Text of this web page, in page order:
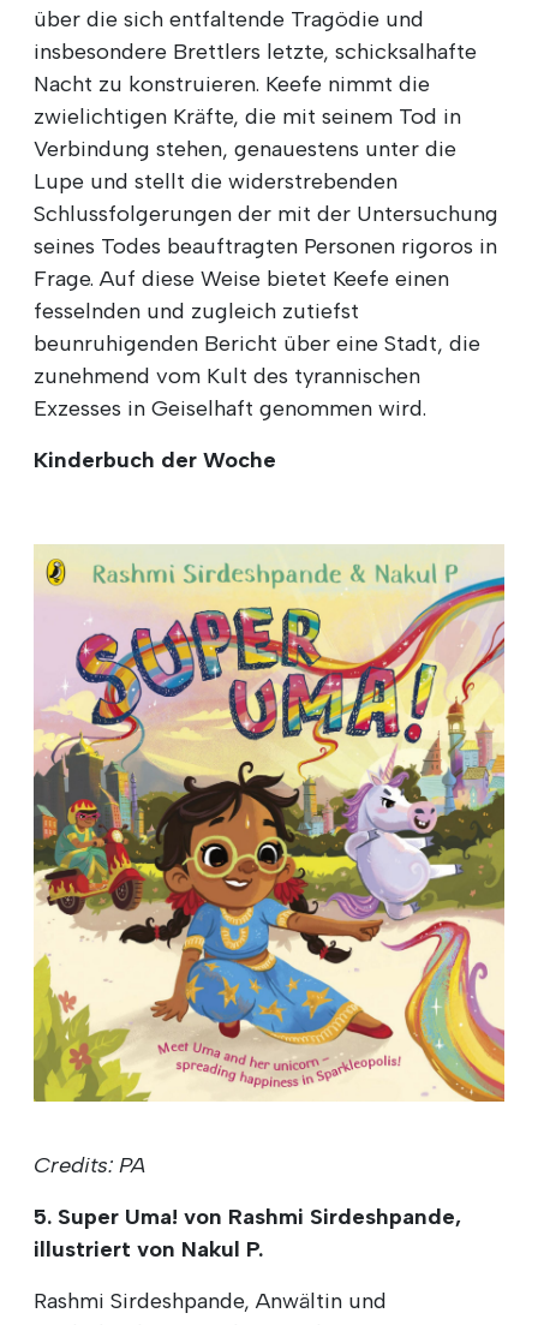
über die sich entfaltende Tragödie und
insbesondere Brettlers letzte, schicksalhafte
Nacht zu konstruieren. Keefe nimmt die
zwielichtigen Kräfte, die mit seinem Tod in
Verbindung stehen, genauestens unter die
Lupe und stellt die widerstrebenden
Schlussfolgerungen der mit der Untersuchung
seines Todes beauftragten Personen rigoros in
Frage. Auf diese Weise bietet Keefe einen
fesselnden und zugleich zutiefst
beunruhigenden Bericht über eine Stadt, die
zunehmend vom Kult des tyrannischen
Exzesses in Geiselhaft genommen wird.
Kinderbuch der Woche
Credits: PA
5. Super Uma! von Rashmi Sirdeshpande,
illustriert von Nakul P.
Rashmi Sirdeshpande, Anwältin und